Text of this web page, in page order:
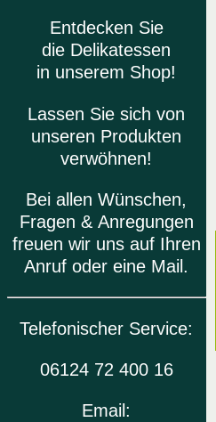
Entdecken Sie
die Delikatessen
in unserem Shop!
Lassen Sie sich von
unseren Produkten
verwöhnen!
Bei allen Wünschen,
Fragen & Anregungen
freuen wir uns auf Ihren
Anruf oder eine Mail.
Telefonischer Service:
06124 72 400 16
Email: